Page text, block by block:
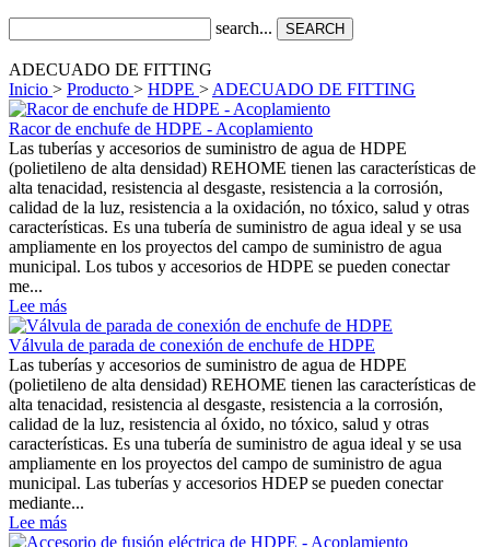
search... SEARCH
ADECUADO DE FITTING
Inicio > Producto > HDPE > ADECUADO DE FITTING
Racor de enchufe de HDPE - Acoplamiento
Las tuberías y accesorios de suministro de agua de HDPE
(polietileno de alta densidad) REHOME tienen las características de
alta tenacidad, resistencia al desgaste, resistencia a la corrosión,
calidad de la luz, resistencia a la oxidación, no tóxico, salud y otras
características. Es una tubería de suministro de agua ideal y se usa
ampliamente en los proyectos del campo de suministro de agua
municipal. Los tubos y accesorios de HDPE se pueden conectar
me...
Lee más
Válvula de parada de conexión de enchufe de HDPE
Las tuberías y accesorios de suministro de agua de HDPE
(polietileno de alta densidad) REHOME tienen las características de
alta tenacidad, resistencia al desgaste, resistencia a la corrosión,
calidad de la luz, resistencia al óxido, no tóxico, salud y otras
características. Es una tubería de suministro de agua ideal y se usa
ampliamente en los proyectos del campo de suministro de agua
municipal. Las tuberías y accesorios HDEP se pueden conectar
mediante...
Lee más